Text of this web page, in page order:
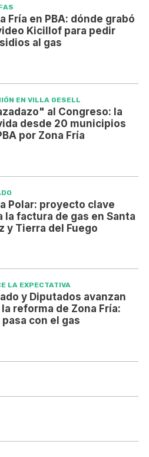
Fría en PBA: dónde grabó
Kicillof para pedir
al gas
EN VILLA GESELL
al Congreso: la
desde 20 municipios
por Zona Fría
Polar: proyecto clave
la factura de gas en Santa
y Tierra del Fuego
LA EXPECTATIVA
y Diputados avanzan
reforma de Zona Fría:
pasa con el gas